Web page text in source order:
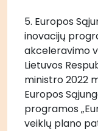
5. Europos
inovacijų
akceleravimo
Lietuvos
ministro 2022
Europos
programos
veiklų plano